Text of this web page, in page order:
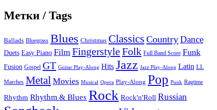
Метки / Tags
Ballads Bluegrass Blues Christmas Classics CountryDance
Duets Easy Piano Film Fingerstyle Folk Full Band Score Funk
Fusion Gospel GT Guitar Play-Along Hits Jazz Jazz Play-Along Latin LL
Marches Metal Movies Musical Opera Play-Along Pop Punk Ragtime
Rhythm Rhythm & Blues Rock Rock'n'Roll Russian